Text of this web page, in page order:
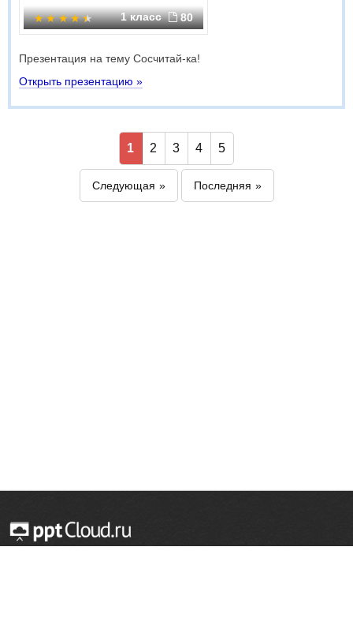
1 класс 80
Презентация на тему Сосчитай-ка!
Открыть презентацию »
1 2 3 4 5
Следующая Последняя